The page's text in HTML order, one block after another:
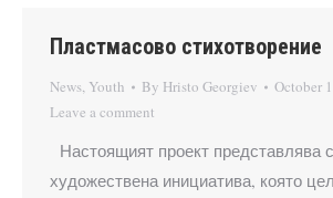
Пластмасово стихотворение
News, Youth By Hristo Georgiev
October
Leave a comment
Настоящият проект представлява
художествена инициатива, която